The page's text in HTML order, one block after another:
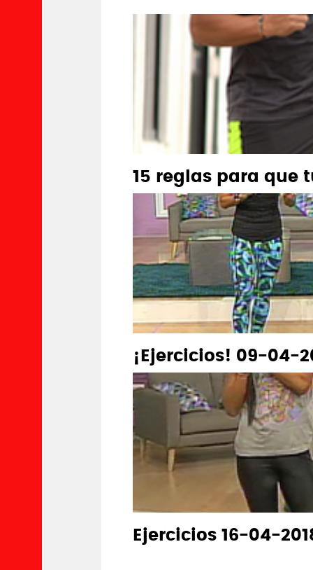
15 reglas para que
¡Ejercicios! 09-04-
Ejercicios 16-04-